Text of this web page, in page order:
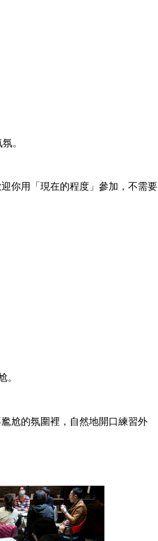
。
你用「現在的程度」參加，不需要
尬的氛圍裡，自然地開口練習外